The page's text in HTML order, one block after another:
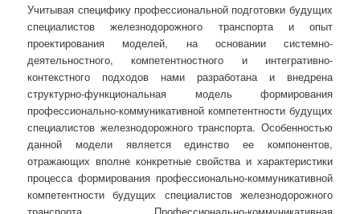
Учитывая специфику профессиональной подготовки будущих
специалистов железнодорожного транспорта и опыт
проектирования моделей, на основании системно-
деятельностного, компетентностного и интегративно-
контекстного подходов нами разработана и внедрена
структурно-функциональная модель формирования
профессионально-коммуникативной компетентности будущих
специалистов железнодорожного транспорта. Особенностью
данной модели является единство ее компонентов,
отражающих вполне конкретные свойства и характеристики
процесса формирования профессионально-коммуникативной
компетентности будущих специалистов железнодорожного
транспорта. Профессионально-коммуникативная